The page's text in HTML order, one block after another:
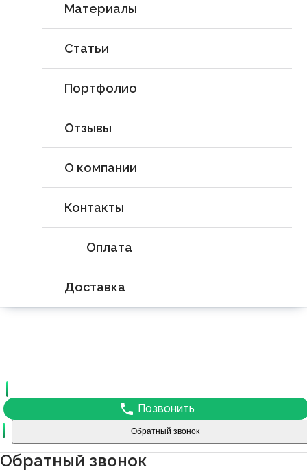
Материалы
Статьи
Портфолио
Отзывы
О компании
Контакты
Оплата
Доставка
phone Позвонить
Обратный звонок
Обратный звонок